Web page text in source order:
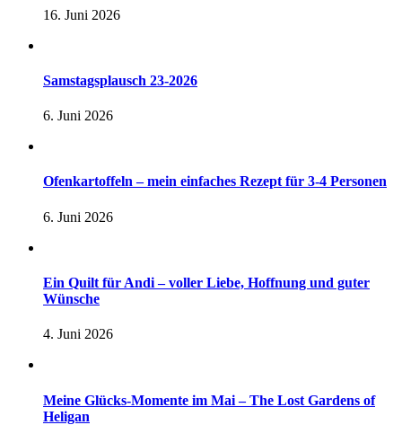
16. Juni 2026
Samstagsplausch 23-2026
6. Juni 2026
Ofenkartoffeln – mein einfaches Rezept für 3-4 Personen
6. Juni 2026
Ein Quilt für Andi – voller Liebe, Hoffnung und guter
Wünsche
4. Juni 2026
Meine Glücks-Momente im Mai – The Lost Gardens of
Heligan